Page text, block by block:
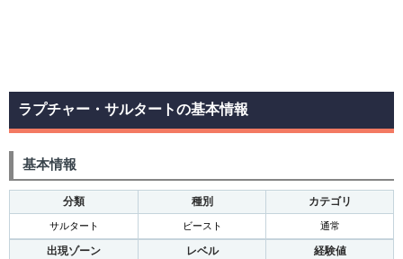
ラプチャー・サルタートの基本情報
基本情報
分類 種別 カテゴリ
サルタート ビースト 通常
出現ゾーン レベル 経験値